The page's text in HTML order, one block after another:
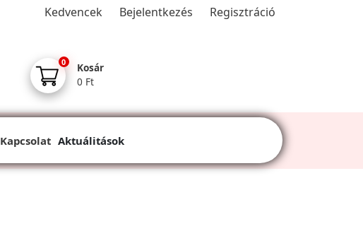
Kedvencek Bejelentkezés Regisztráció
0
Kosár
0 Ft
Kapcsolat Aktuálitások